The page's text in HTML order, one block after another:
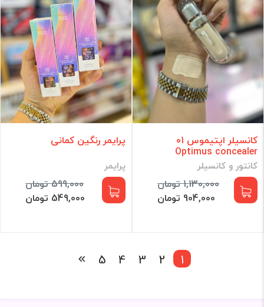
کانسیلر اپتیموس 01
Optimus concealer
کانتور و کانسیلر
1,130,000 تومان
904,000 تومان
پرایمر رنگین کمانی
پرایمر
599,000 تومان
549,000 تومان
1
2
3
4
5